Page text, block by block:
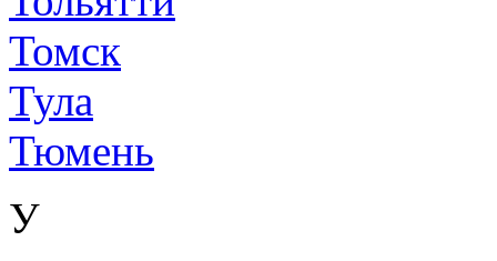
Томск
Тула
Тюмень
У